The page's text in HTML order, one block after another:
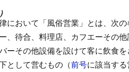
において「風俗営業」とは、次
、待合、料理店、カフエーその
ーその他設備を設けて客に飲食
として営むもの（前号に該当する